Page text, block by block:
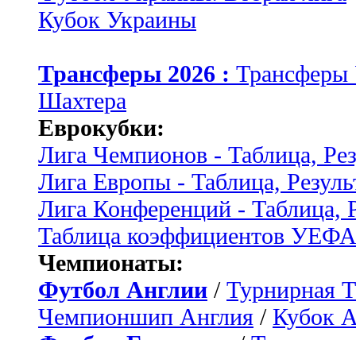
Кубок Украины
Трансферы 2026 :
Шахтера
Еврокубки:
Лига Чемпионов - Таблица,
Лига Европы - Таблица,
Лига Конференций - Таблица,
Таблица коэффициентов УЕФА
Чемпионаты:
Футбол Англии / Турнирная
Чемпионшип Англия / Кубок